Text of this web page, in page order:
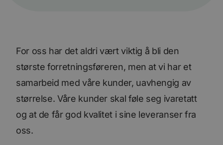
For oss har det aldri vært viktig å bli den
største forretningsføreren, men at vi har et
samarbeid med våre kunder, uavhengig av
størrelse. Våre kunder skal føle seg ivaretatt
og at de får god kvalitet i sine leveranser fra
oss.